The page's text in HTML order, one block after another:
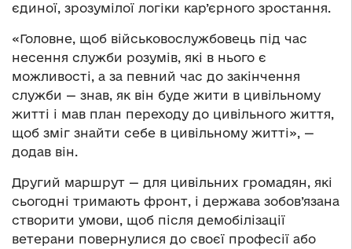
єдиної, зрозумілої логіки кар’єрного зростання.
«Головне, щоб військовослужбовець під час
несення служби розумів, які в нього є
можливості, а за певний час до закінчення
служби — знав, як він буде жити в цивільному
житті і мав план переходу до цивільного життя,
щоб зміг знайти себе в цивільному житті», —
додав він.
Другий маршрут — для цивільних громадян, які
сьогодні тримають фронт, і держава зобов’язана
створити умови, щоб після демобілізації
ветерани повернулися до своєї професії або